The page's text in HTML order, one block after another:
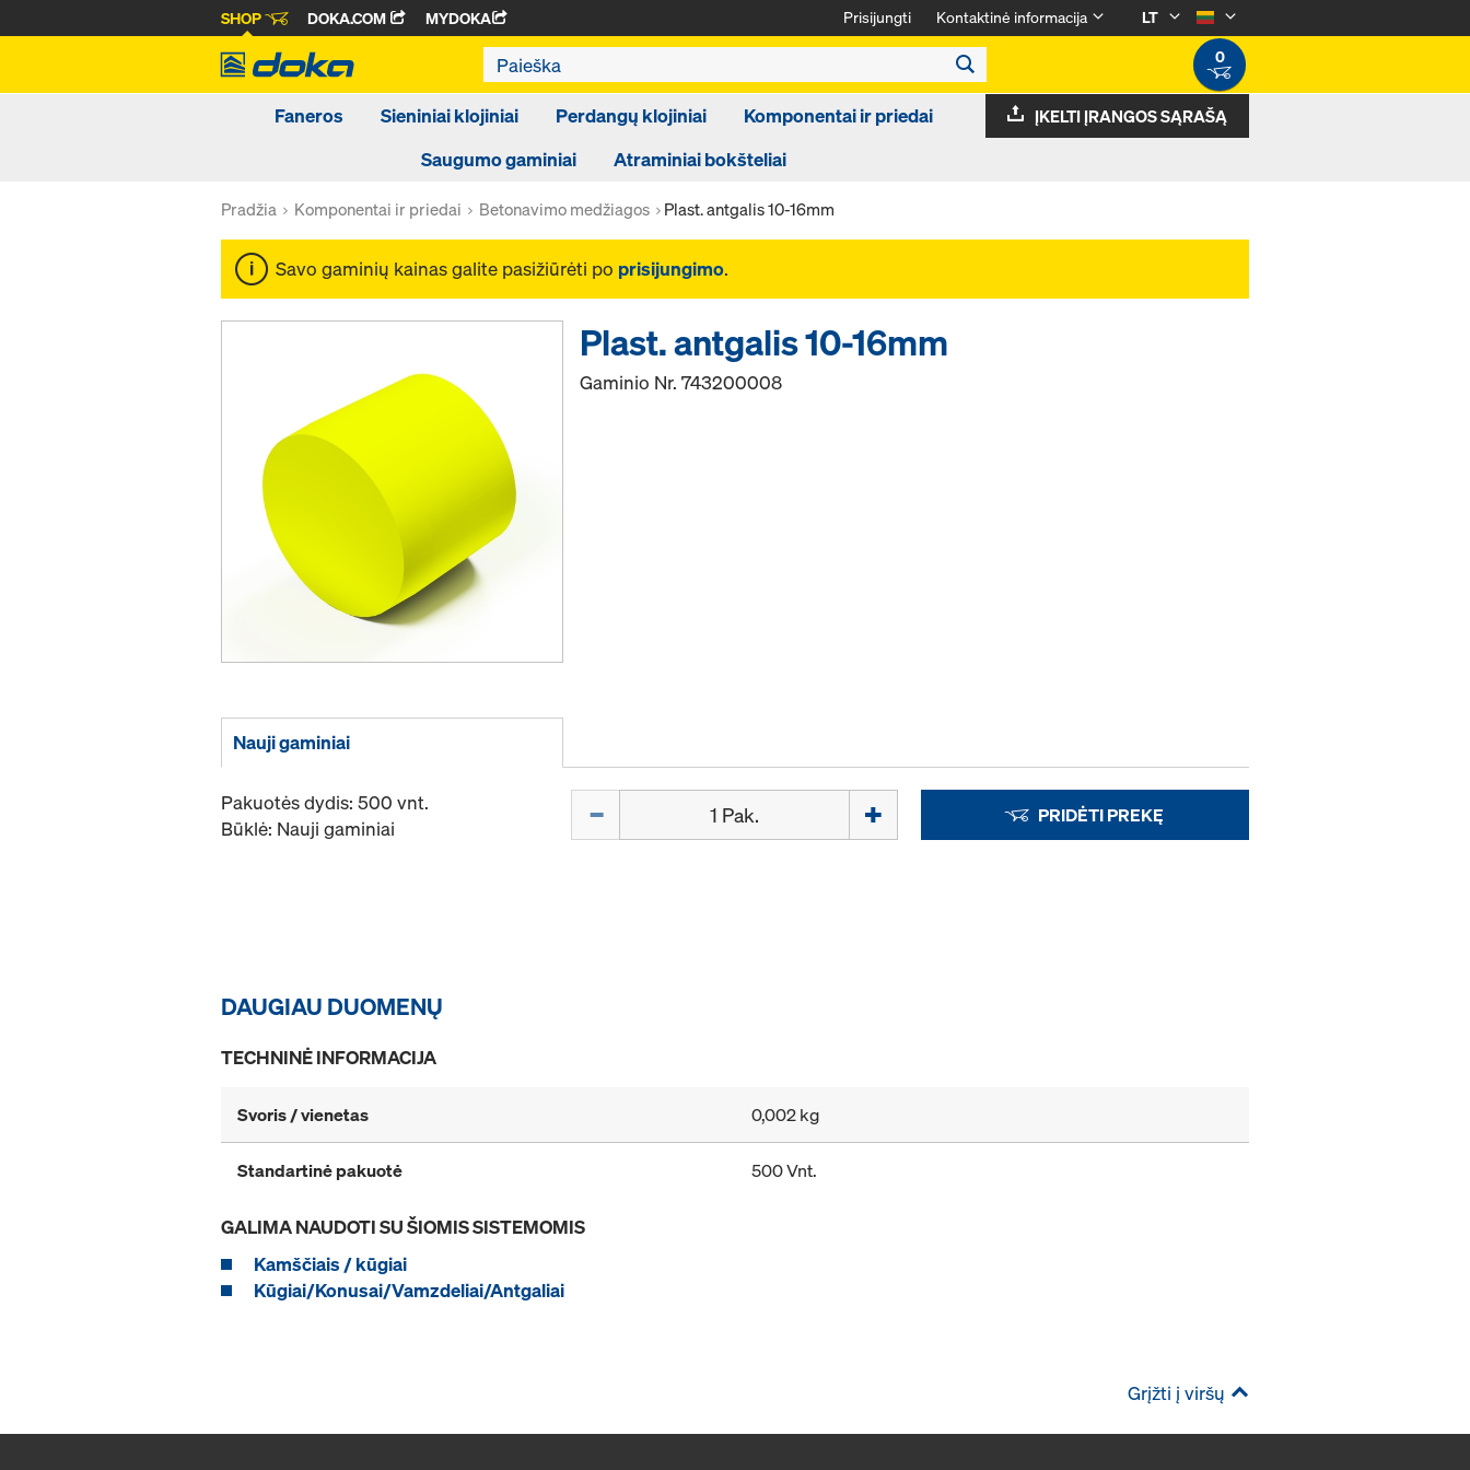
SHOP DOKA.COM MYDOKA Prisijungti Kontaktinė informacija
LT
0
Faneros Sieniniai klojiniai Perdangų klojiniai
Komponentai ir priedai
Saugumo gaminiai
Atraminiai bokšteliai
ĮKELTI ĮRANGOS SĄRAŠĄ
Pradžia Komponentai ir priedai Betonavimo medžiagos Plast. antgalis 10-16mm
Savo gaminių kainas galite pasižiūrėti po prisijungimo.
Plast. antgalis 10-16mm
Gaminio Nr.743200008
Nauji gaminiai
Pakuotės dydis: 500 vnt.
Būklė: Nauji gaminiai
PRIDĖTI PREKĘ
DAUGIAU DUOMENŲ
TECHNINĖ INFORMACIJA
Svoris / vienetas 0,002 kg
Standartinė pakuotė 500 Vnt.
GALIMA NAUDOTI SU ŠIOMIS SISTEMOMIS
Kamščiais / kūgiai
Kūgiai/Konusai/Vamzdeliai/Antgaliai
Grįžti į viršų